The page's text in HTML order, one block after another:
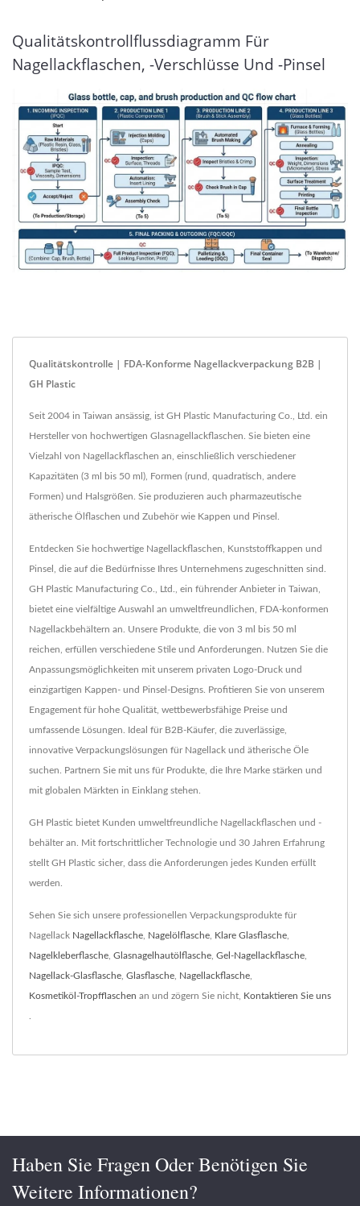
Qualitätskontrollflussdiagramm Für
Nagellackflaschen, -verschlüsse Und -pinsel
Qualitätskontrolle | FDA-Konforme Nagellackverpackung B2B |
GH Plastic
Seit 2004 in Taiwan ansässig, ist GH Plastic Manufacturing Co., Ltd. ein
Hersteller von hochwertigen Glasnagellackflaschen. Sie bieten eine
Vielzahl von Nagellackflaschen an, einschließlich verschiedener
Kapazitäten (3 ml bis 50 ml), Formen (rund, quadratisch, andere
Formen) und Halsgrößen. Sie produzieren auch pharmazeutische
ätherische Ölflaschen und Zubehör wie Kappen und Pinsel.
Entdecken Sie hochwertige Nagellackflaschen, Kunststoffkappen und
Pinsel, die auf die Bedürfnisse Ihres Unternehmens zugeschnitten sind.
GH Plastic Manufacturing Co., Ltd., ein führender Anbieter in Taiwan,
bietet eine vielfältige Auswahl an umweltfreundlichen, FDA-konformen
Nagellackbehältern an. Unsere Produkte, die von 3 ml bis 50 ml
reichen, erfüllen verschiedene Stile und Anforderungen. Nutzen Sie die
Anpassungsmöglichkeiten mit unserem privaten Logo-Druck und
einzigartigen Kappen- und Pinsel-Designs. Profitieren Sie von unserem
Engagement für hohe Qualität, wettbewerbsfähige Preise und
umfassende Lösungen. Ideal für B2B-Käufer, die zuverlässige,
innovative Verpackungslösungen für Nagellack und ätherische Öle
suchen. Partnern Sie mit uns für Produkte, die Ihre Marke stärken und
mit globalen Märkten in Einklang stehen.
GH Plastic bietet Kunden umweltfreundliche Nagellackflaschen und -
behälter an. Mit fortschrittlicher Technologie und 30 Jahren Erfahrung
stellt GH Plastic sicher, dass die Anforderungen jedes Kunden erfüllt
werden.
Sehen Sie sich unsere professionellen Verpackungsprodukte für
Nagellack Nagellackflasche Nagelölflasche Klare Glasflasche
Nagelkleberflasche Glasnagelhautölflasche Gel-Nagellackflasche
Nagellack-Glasflasche Glasflasche Nagellackflasche
Kosmetiköl-Tropfflaschen an und zögern Sie nicht, Kontaktieren Sie uns
Haben Sie Fragen Oder Benötigen Sie
Weitere Informationen?